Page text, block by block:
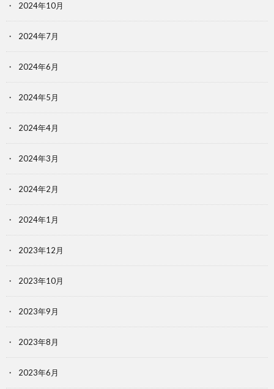
2024年10月
2024年7月
2024年6月
2024年5月
2024年4月
2024年3月
2024年2月
2024年1月
2023年12月
2023年10月
2023年9月
2023年8月
2023年6月